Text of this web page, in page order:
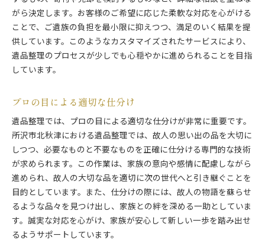
がら決定します。お客様のご希望に応じた柔軟な対応を心がける
ことで、ご遺族の負担を最小限に抑えつつ、満足のいく結果を提
供しています。このようなカスタマイズされたサービスにより、
遺品整理のプロセスが少しでも心穏やかに進められることを目指
しています。
プロの目による適切な仕分け
遺品整理では、プロの目による適切な仕分けが非常に重要です。
所沢市北秋津における遺品整理では、故人の思い出の品を大切に
しつつ、必要なものと不要なものを正確に仕分ける専門的な技術
が求められます。この作業は、家族の意向や感情に配慮しながら
進められ、故人の大切な品を適切に次の世代へと引き継ぐことを
目的としています。また、仕分けの際には、故人の物語を蘇らせ
るような品々を見つけ出し、家族との絆を深める一助としていま
す。誠実な対応を心がけ、家族が安心して新しい一歩を踏み出せ
るようサポートしています。